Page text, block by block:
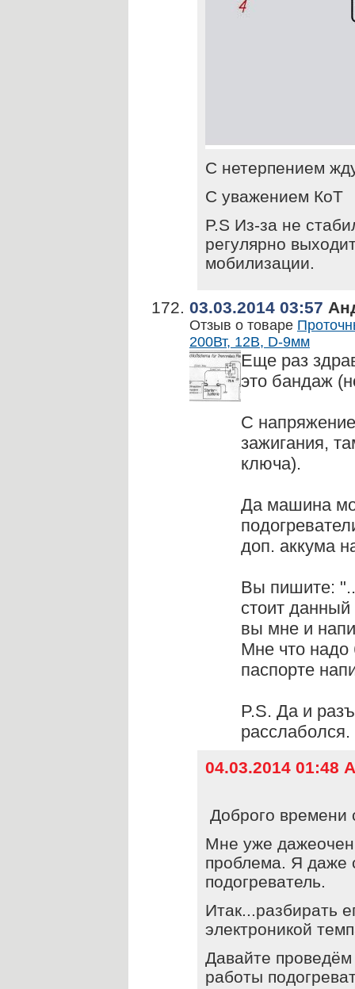
С нетерпением
С уважением КоТ
P.S Из-за не
регулярно
мобилизации.
03.03.2014 03:57
Отзыв о товаре
200Вт, 12В, D-9мм
Еще раз
это бандаж
С
зажигания,
ключа).
Да машина
доп. аккума
Вы пишите:
стоит
вы мне и
Мне что надо
паспорте
P.S. Да и
расслаболся.
04.03.2014 01:48
Доброго времени
Мне уже
проблема. Я даже
подогреватель.
Итак...разбирать
электроникой
Давайте
работы